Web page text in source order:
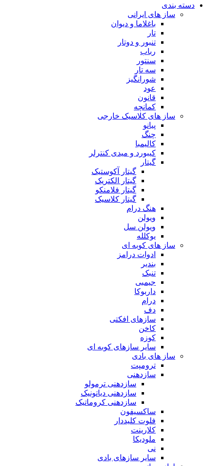
دسته بندی
ساز های ایرانی
باغلاما و دیوان
تار
تنبور و دوتار
رباب
سنتور
سه تار
شورانگیز
عود
قانون
کمانچه
ساز های کلاسیک خارجی
پیانو
چنگ
کالیمبا
کیبورد و میدی کنترلر
گیتار
گیتار آکوستیک
گیتار الکتریک
گیتار فلامنکو
گیتار کلاسیک
هنگ درام
ویولن
ویولن سل
یوکلله
ساز های کوبه ای
ادوات درامز
بندیر
تنبک
جیمبی
داربوکا
درام
دف
سازهای افکتی
کاخن
کوزه
سایر سازهای کوبه ای
ساز های بادی
ترومپت
سازدهنی
سازدهنی ترمولو
سازدهنی دیاتونیک
سازدهنی کروماتیک
ساکسیفون
فلوت کلیددار
کلارینت
ملودیکا
نی
سایر سازهای بادی